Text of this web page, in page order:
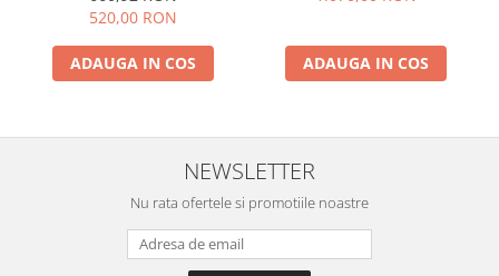
520,00 RON
ADAUGA IN COS ADAUGA IN COS
NEWSLETTER
Nu rata ofertele si promotiile noastre